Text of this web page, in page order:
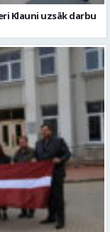
Klauni uzsāk darbu